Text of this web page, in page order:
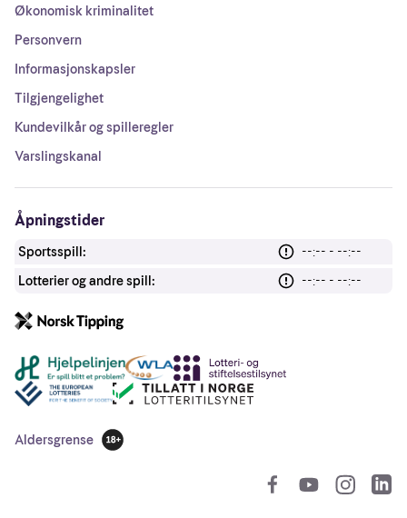
Økonomisk kriminalitet
Personvern
Informasjonskapsler
Tilgjengelighet
Kundevilkår og spilleregler
Varslingskanal
Åpningstider
Sportsspill:
--:-- - --:--
Lotterier og andre spill:
--:-- - --:--
Andre lenker
Aldersgrense
18 år